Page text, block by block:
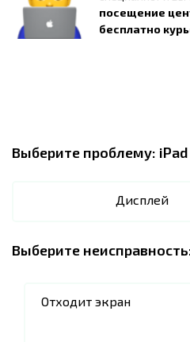
посещение
бесплатно
Выберите проблему:
Дисплей
Выберите
Отходит экран